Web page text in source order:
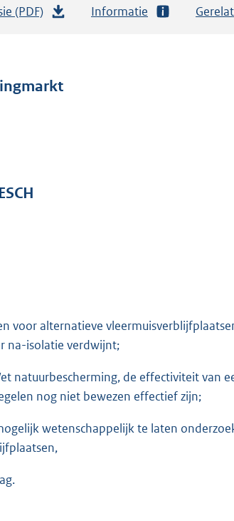
(PDF)
a
3
b
Informatie
voor alternatieve
na-isolatie verdwijnt;
natuurbescherming, de effectiviteit van
nog niet bewezen effectief zijn;
wetenschappelijk te laten